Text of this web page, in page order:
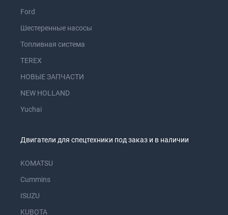
Ford
Шестеренные насосы
Топливная система
TEREX
НОВЫЕ ЗАПЧАСТИ
NEW HOLLAND
Yuchai
Двигатели для спецтехники под заказ и в наличии
KOMATSU
Cummins
ISUZU
KUBOTA